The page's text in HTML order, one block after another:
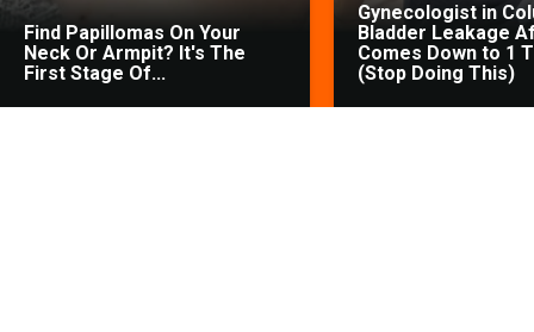
Find Papillomas On Your
Neck Or Armpit? It's The
First Stage Of...
Gynecologist in
Bladder Leakage
Comes Down to 1
(Stop Doing This)